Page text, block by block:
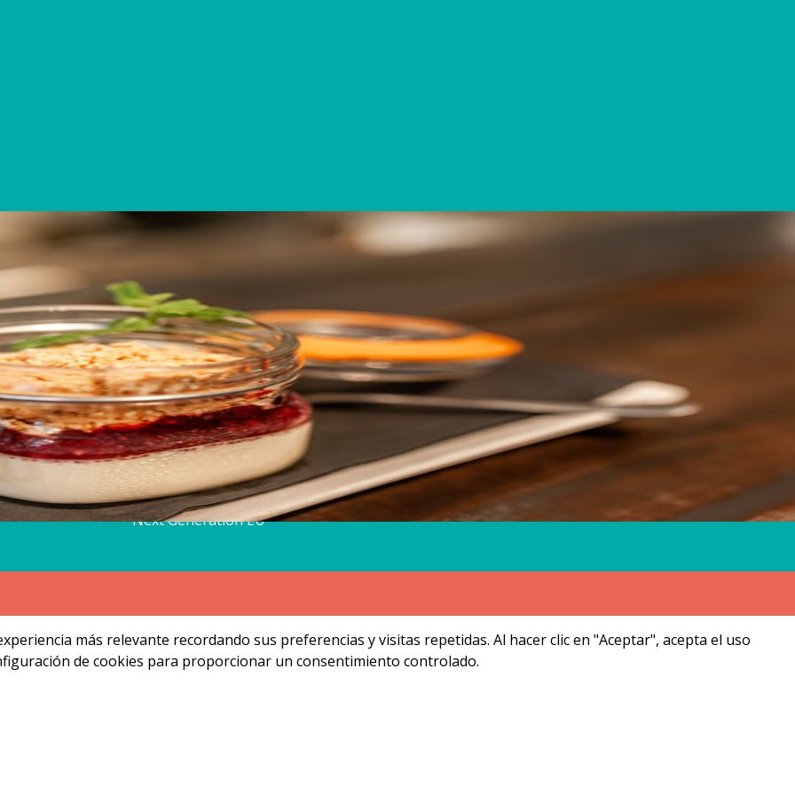
Aviso legal| Política de privacidad
Financiado por la Unión Europea –
Next Generation EU
más relevante recordando sus preferencias y visitas repetidas. Al hacer clic en "Aceptar", acepta el uso
de cookies para proporcionar un consentimiento controlado.